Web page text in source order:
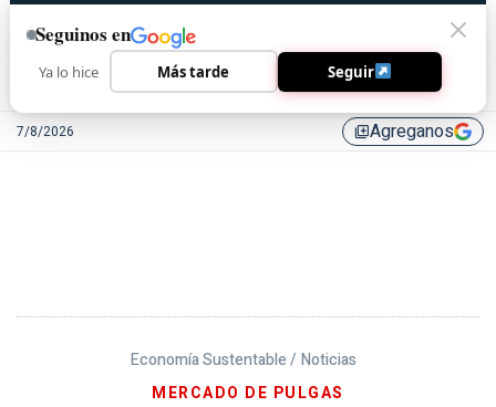
7/8/2026 library_addAgreganos
Economía Sustentable / Noticias
MERCADO DE PULGAS
Seguinos en
Ya lo hice Más tarde Seguir